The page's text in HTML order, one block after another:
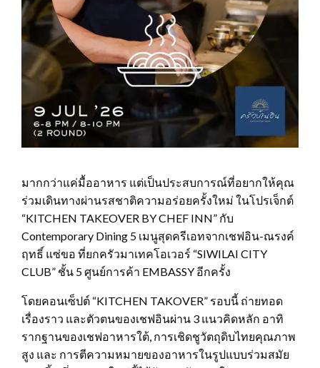
มากกว่าแค่มื้ออาหาร แต่เป็นประสบการณ์ที่อยากให้คุณ
ร่วมเดินทางผ่านรสชาติความอร่อยครั้งใหม่ ในโปรเจ็กต์
“KITCHEN TAKEOVER BY CHEF INN” กับ
Contemporary Dining 5 เมนูสุดครีเอทจากเชฟอิน-ณรงค์
ฤทธิ์ แซ่ขอ ที่ยกครัวมาเทคโอเวอร์ “SIWILAI CITY
CLUB” ชั้น 5 ศูนย์การค้า EMBASSY อีกครั้ง
โดยคอนเซ็ปต์ “KITCHEN TAKOVER” รอบนี้ ถ่ายทอด
เรื่องราว และตัวตนของเชฟอินผ่าน 3 แนวคิดหลัก อาทิ
รากฐานของเชฟอาหารใต้, การเชิดชูวัตถุดิบไทยคุณภาพ
สูง และ การตีความหมายของอาหารในรูปแบบร่วมสมัย